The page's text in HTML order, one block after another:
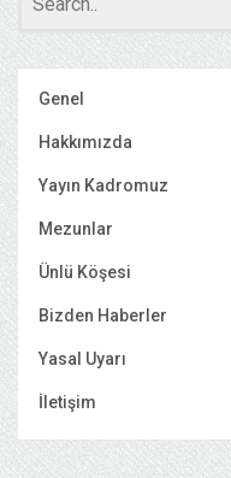
Genel
Hakkımızda
Yayın Kadromuz
Mezunlar
Ünlü Köşesi
Bizden Haberler
Yasal Uyarı
İletişim